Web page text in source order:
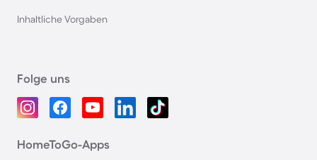
Inhaltliche Vorgaben
Folge uns
HomeToGo-Apps